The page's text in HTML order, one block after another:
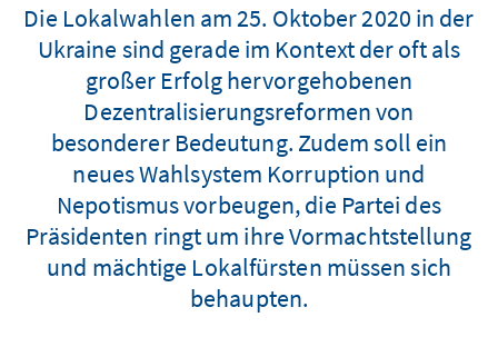
Die Lokalwahlen am 25. Oktober 2020 in der
Ukraine sind gerade im Kontext der oft als
großer Erfolg hervorgehobenen
Dezentralisierungsreformen von
besonderer Bedeutung. Zudem soll ein
neues Wahlsystem Korruption und
Nepotismus vorbeugen, die Partei des
Präsidenten ringt um ihre Vormachtstellung
und mächtige Lokalfürsten müssen sich
behaupten.